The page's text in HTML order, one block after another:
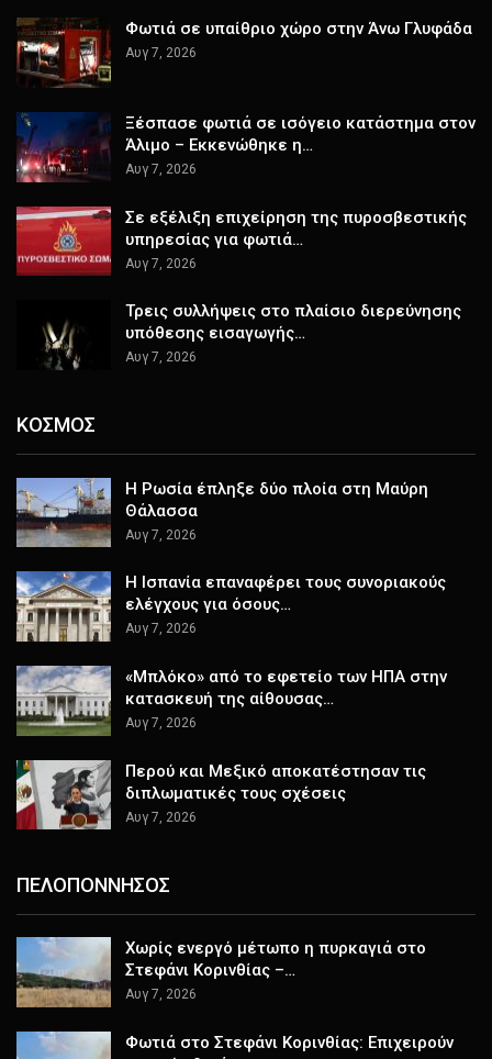
Φωτιά σε υπαίθριο χώρο στην Άνω Γλυφάδα
Αυγ 7, 2026
Ξέσπασε φωτιά σε ισόγειο κατάστημα στον
Άλιμο – Εκκενώθηκε η…
Αυγ 7, 2026
Σε εξέλιξη επιχείρηση της πυροσβεστικής
υπηρεσίας για φωτιά…
Αυγ 7, 2026
Τρεις συλλήψεις στο πλαίσιο διερεύνησης
υπόθεσης εισαγωγής…
Αυγ 7, 2026
ΚΟΣΜΟΣ
Η Ρωσία έπληξε δύο πλοία στη Μαύρη
Θάλασσα
Αυγ 7, 2026
H Ισπανία επαναφέρει τους συνοριακούς
ελέγχους για όσους…
Αυγ 7, 2026
«Μπλόκο» από το εφετείο των ΗΠΑ στην
κατασκευή της αίθουσας…
Αυγ 7, 2026
Περού και Μεξικό αποκατέστησαν τις
διπλωματικές τους σχέσεις
Αυγ 7, 2026
ΠΕΛΟΠΟΝΝΗΣΟΣ
Χωρίς ενεργό μέτωπο η πυρκαγιά στο
Στεφάνι Κορινθίας –…
Αυγ 7, 2026
Φωτιά στο Στεφάνι Κορινθίας: Επιχειρούν